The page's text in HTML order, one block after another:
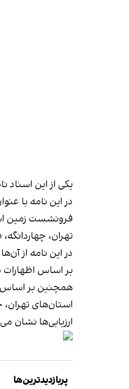
یکی از این
فرونشست زمین
تهران،
در این نامه از
بر اساس اظهارات مقام‌‌های رسمی جمهوری اسلامی،
همچنین بر اساس آمار سال ۹۵، تعداد کل واحد‌های مسکونی فاقد اسکلت واقع در پهنه‌های
استان‌های
ارزیابی‌ها نشان
پربازدیدترین‌ها